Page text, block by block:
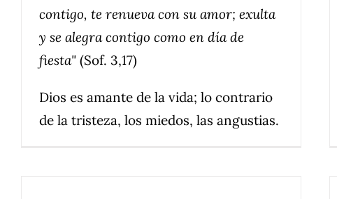
contigo, te renueva con su amor; exulta
y se alegra contigo como en día de
fiesta" (Sof. 3,17)
Dios es amante de la vida; lo contrario
de la tristeza, los miedos, las angustias.